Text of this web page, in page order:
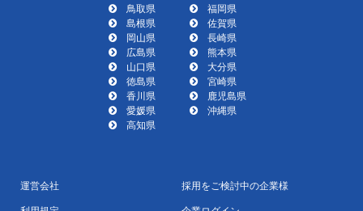
鳥取県
島根県
岡山県
広島県
山口県
徳島県
香川県
愛媛県
高知県
福岡県
佐賀県
長崎県
熊本県
大分県
宮崎県
鹿児島県
沖縄県
運営会社
採用をご検討中の企業様